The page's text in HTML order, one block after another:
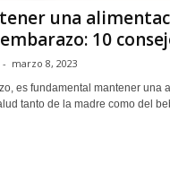
una
10
- marzo 8, 2023
es fundamental mantener una
tanto de la madre como del